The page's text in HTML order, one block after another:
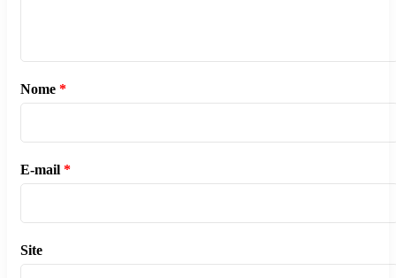
Nome *
E-mail *
Site